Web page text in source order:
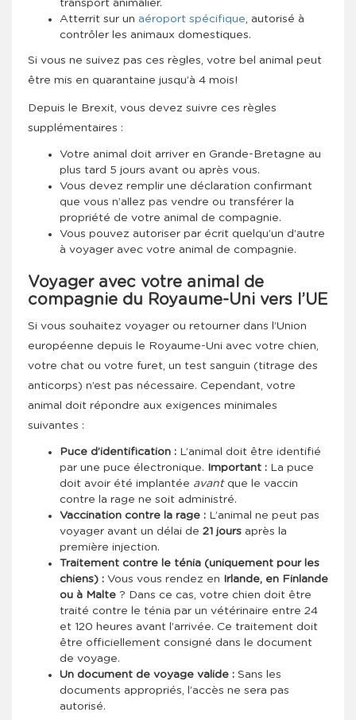
transport animalier.
Atterrit sur un aéroport spécifique, autorisé à
contrôler les animaux domestiques.
Si vous ne suivez pas ces règles, votre bel animal peut
être mis en quarantaine jusqu’à 4 mois!
Depuis le Brexit, vous devez suivre ces règles
supplémentaires :
Votre animal doit arriver en Grande-Bretagne au
plus tard 5 jours avant ou après vous.
Vous devez remplir une déclaration confirmant
que vous n’allez pas vendre ou transférer la
propriété de votre animal de compagnie.
Vous pouvez autoriser par écrit quelqu’un d’autre
à voyager avec votre animal de compagnie.
Voyager avec votre animal de
compagnie du Royaume-Uni vers l’UE
Si vous souhaitez voyager ou retourner dans l’Union
européenne depuis le Royaume-Uni avec votre chien,
votre chat ou votre furet, un test sanguin (titrage des
anticorps) n’est pas nécessaire. Cependant, votre
animal doit répondre aux exigences minimales
suivantes :
Puce d’identification : L’animal doit être identifié
par une puce électronique. Important : La puce
doit avoir été implantée avantque le vaccin
contre la rage ne soit administré.
Vaccination contre la rage : L’animal ne peut pas
voyager avant un délai de 21 jours après la
première injection.
Traitement contre le ténia (uniquement pour les
chiens) : Vous vous rendez en Irlande, en Finlande
ou à Malte ? Dans ce cas, votre chien doit être
traité contre le ténia par un vétérinaire entre 24
et 120 heures avant l’arrivée. Ce traitement doit
être officiellement consigné dans le document
de voyage.
Un document de voyage valide : Sans les
documents appropriés, l’accès ne sera pas
autorisé.